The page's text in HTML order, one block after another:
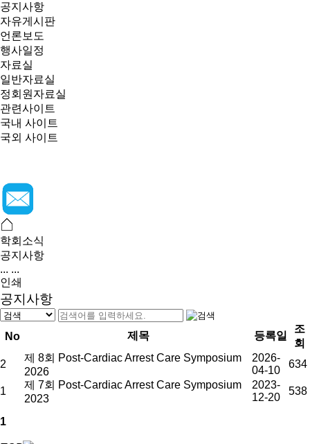
공지사항
자유게시판
언론보도
행사일정
자료실
일반자료실
정회원자료실
관련사이트
국내 사이트
국외 사이트
학회소식
공지사항
... ...
인쇄
공지사항
No 제목 등록일
조
회
2
제 8회 Post-Cardiac Arrest Care Symposium
2026
2026-
04-10
634
1
제 7회 Post-Cardiac Arrest Care Symposium
2023
2023-
12-20
538
1